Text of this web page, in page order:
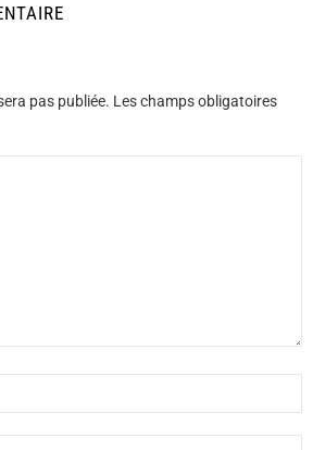
pas publiée. Les champs obligatoires